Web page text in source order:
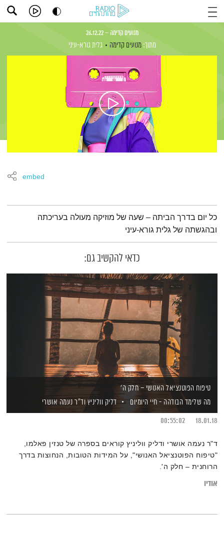
מנועים קדימה – 26.12.22
מתוך: מנועים קדימה גלית גורא-עיני
embed
תמצית הפודקאסט
כל יום בדרך הביתה – שעה של מוזיקה מעולה בעריכתה
ובהגשתה של גלית גורא-עיני
כדאי להקשיב גם:
טיפוח הפוטנציאל האנושי – חלק ה'
מה שלימד הבודהה - חיי היומיום
דליק ווליניץוד"ר נעמה אושרי
18.01.18
00:55:02
ד"ר נעמה אושרי ודליק ווליניץ קוראים בספרה של טנזין פאלמו,
"טיפוח הפוטנציאל האנושי", על המידות הטובות, הנחוצות בדרך
הרוחנית – חלק ה'.
אודיו